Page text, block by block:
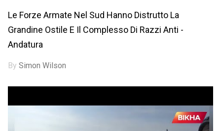
Le Forze Armate Nel Sud Hanno Distrutto La
Grandine Ostile E Il Complesso Di Razzi Anti -
Andatura
BySimon Wilson